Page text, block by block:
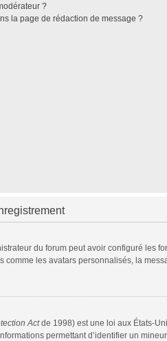
?
la page de rédaction de message ?
du forum peut avoir configuré les
les avatars personnalisés, la
Actde 1998) est une loi aux États-
permettant d’identifier un